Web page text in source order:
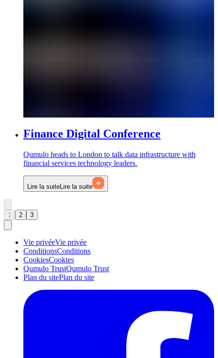
Finance Digital Conference
Qumulo heads to London to talk data infrastructure with
financial services technology leaders.
Lire la suiteLire la suite
1 2 3
Vie privéeVie privée
ConditionsConditions
CookiesCookies
Qumulo TrustQumulo Trust
Plan du sitePlan du site